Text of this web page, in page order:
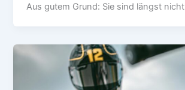
Aus gutem Grund: Sie sind längst nicht